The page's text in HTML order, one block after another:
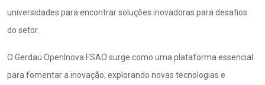
universidades para encontrar soluções inovadoras para desafios
do setor.
O Gerdau OpenInova FSAO surge como uma plataforma essencial
para fomentar a inovação, explorando novas tecnologias e